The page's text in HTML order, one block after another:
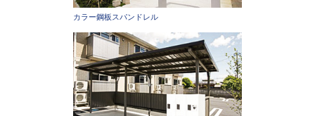
カラー鋼板スパンドレル